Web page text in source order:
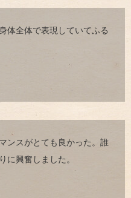
体全体で表現していてふる
ンスがとても良かった。誰
に興奮しました。